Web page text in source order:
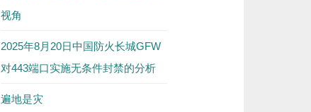
视角
2025年8月20日中国防火长城GFW
对443端口实施无条件封禁的分析
遍地是灾